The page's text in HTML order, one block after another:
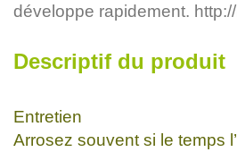
développe rapidement.
Descriptif du produit
Entretien
Arrosez souvent si le temps